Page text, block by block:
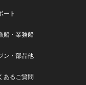
ート
・業務船
・部品他
あるご質問